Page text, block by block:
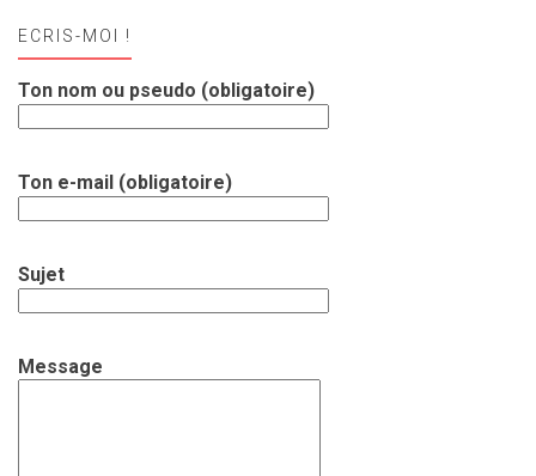
ECRIS-MOI !
Ton nom ou pseudo (obligatoire)
Ton e-mail (obligatoire)
Sujet
Message